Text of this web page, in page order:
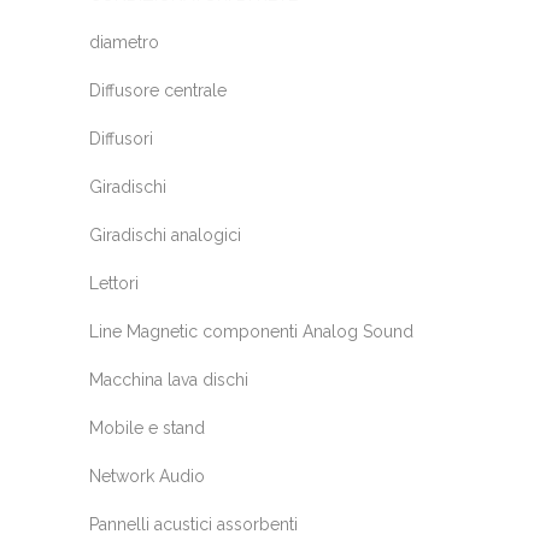
diametro
Diffusore centrale
Diffusori
Giradischi
Giradischi analogici
Lettori
Line Magnetic componenti Analog Sound
Macchina lava dischi
Mobile e stand
Network Audio
Pannelli acustici assorbenti